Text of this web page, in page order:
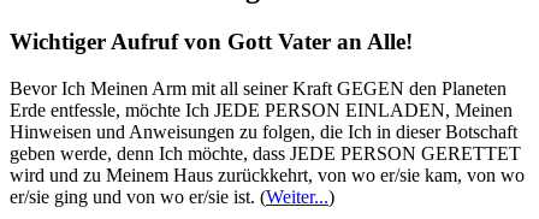
Wichtiger Aufruf von Gott Vater an Alle!
Bevor Ich Meinen Arm mit all seiner Kraft GEGEN den Planeten
Erde entfessle, möchte Ich JEDE PERSON EINLADEN, Meinen
Hinweisen und Anweisungen zu folgen, die Ich in dieser Botschaft
geben werde, denn Ich möchte, dass JEDE PERSON GERETTET
wird und zu Meinem Haus zurückkehrt, von wo er/sie kam, von wo
er/sie ging und von wo er/sie ist. (Weiter...)